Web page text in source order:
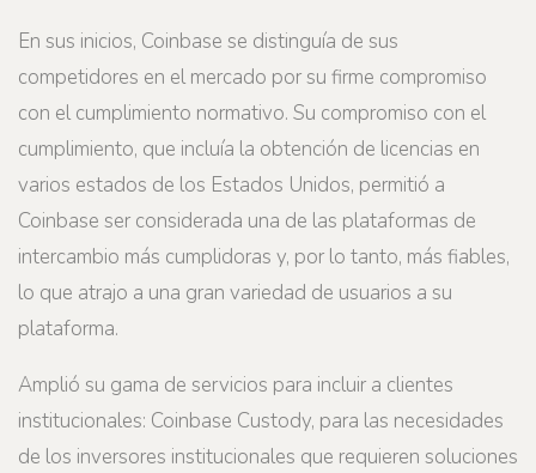
En sus inicios, Coinbase se distinguía de sus
competidores en el mercado por su firme compromiso
con el cumplimiento normativo. Su compromiso con el
cumplimiento, que incluía la obtención de licencias en
varios estados de los Estados Unidos, permitió a
Coinbase ser considerada una de las plataformas de
intercambio más cumplidoras y, por lo tanto, más fiables,
lo que atrajo a una gran variedad de usuarios a su
plataforma.
Amplió su gama de servicios para incluir a clientes
institucionales: Coinbase Custody, para las necesidades
de los inversores institucionales que requieren soluciones